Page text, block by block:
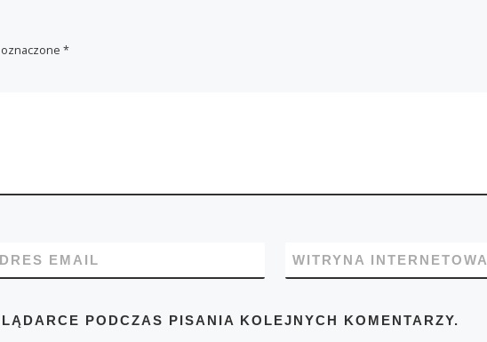
*
EMAIL WITRYNA INTERNETOWA
PODCZAS PISANIA KOLEJNYCH KOMENTARZY.